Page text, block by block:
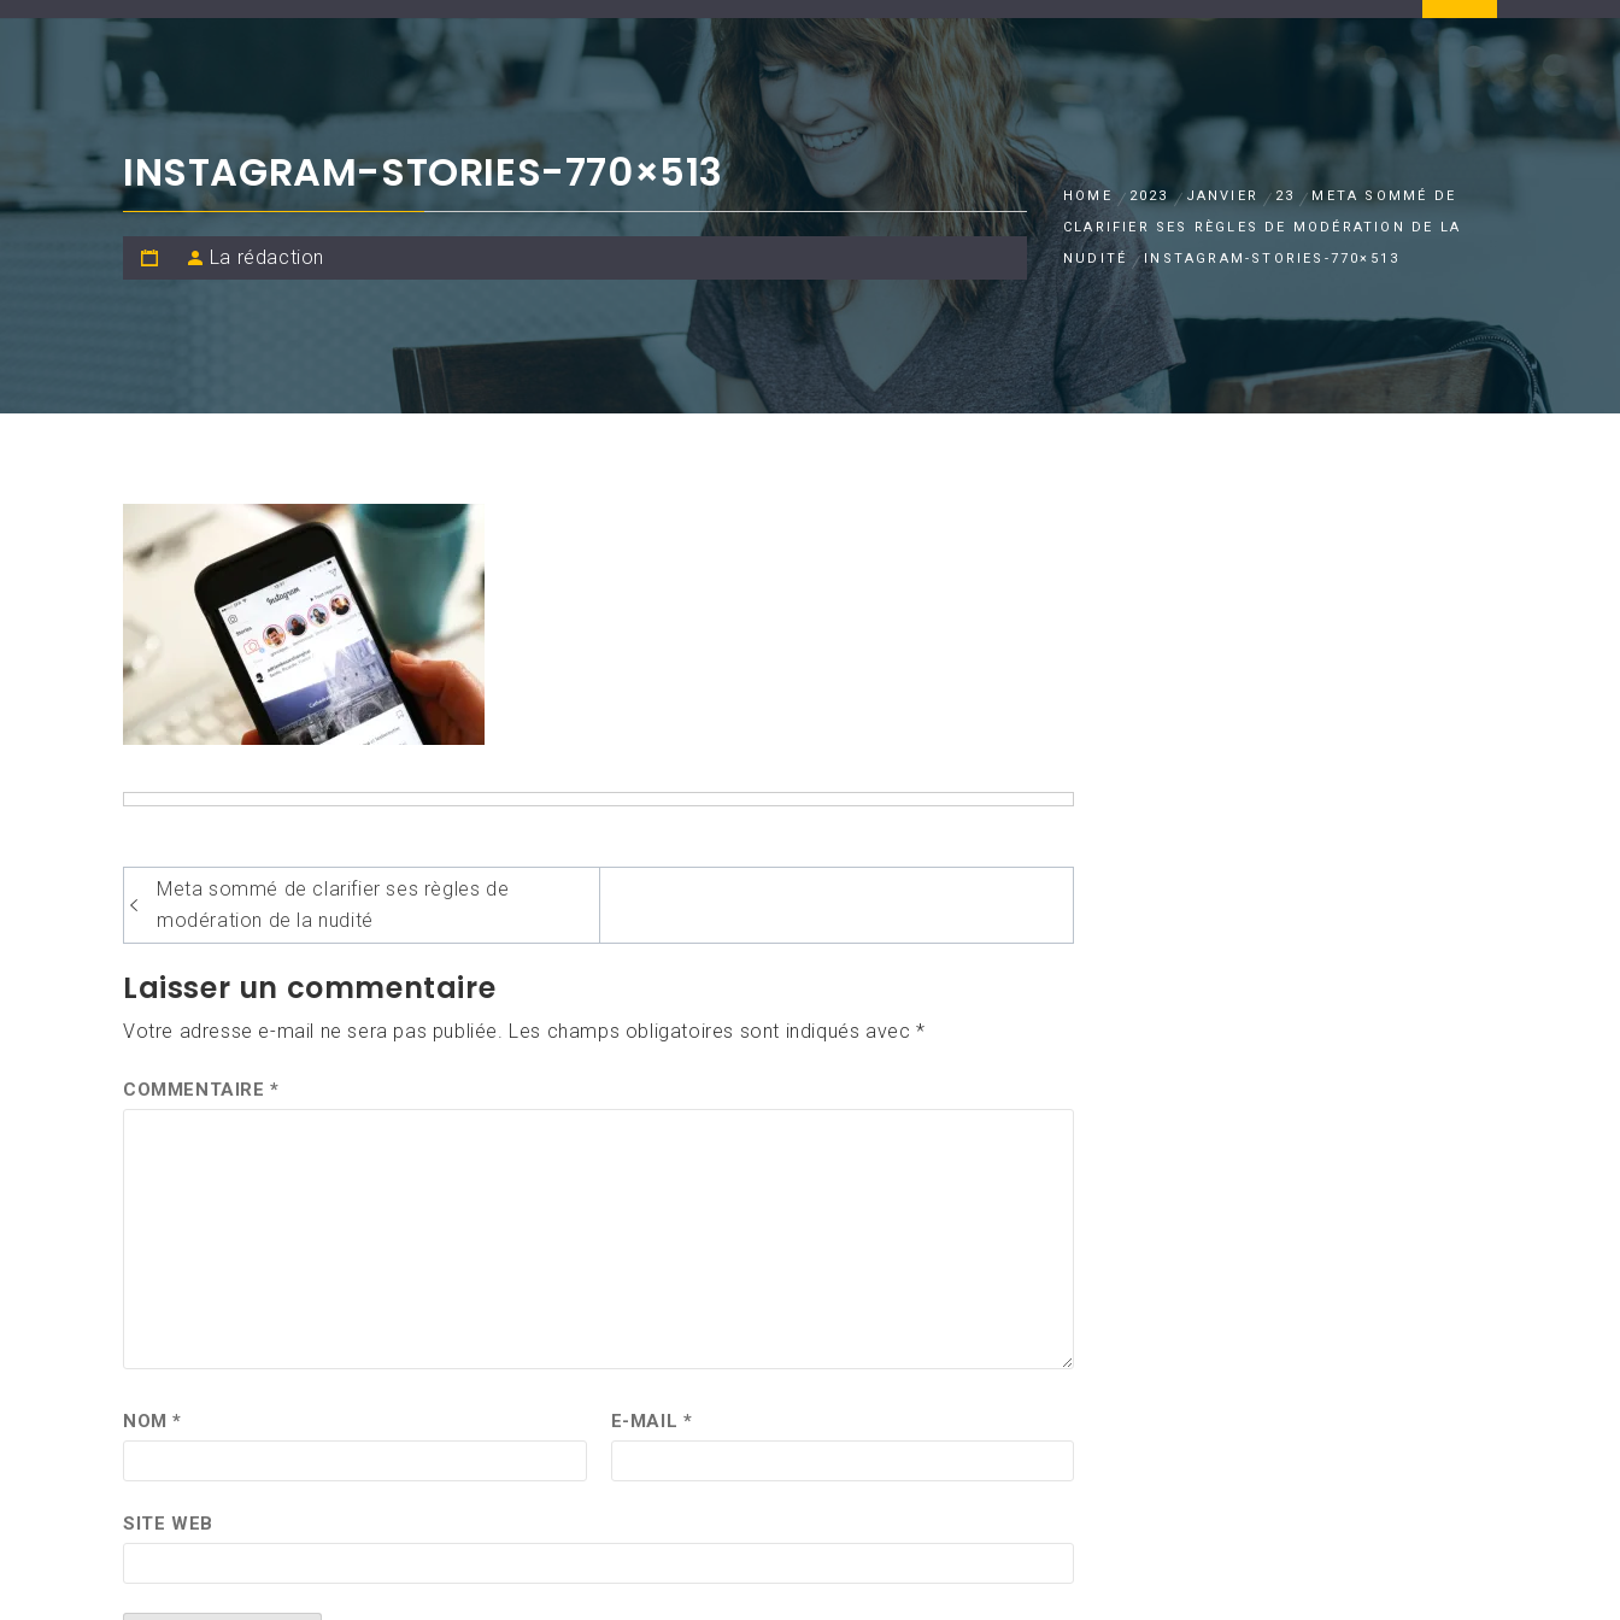
INSTAGRAM-STORIES-770×513
La rédaction
HOME 2023 JANVIER 23
META SOMMÉ DE
CLARIFIER SES RÈGLES DE MODÉRATION DE LA
NUDITÉ
INSTAGRAM-STORIES-770×513
Navigation
de
l’article
Meta sommé de clarifier ses règles de
modération de la nudité
Laisser un commentaire
Votre adresse e-mail ne sera pas publiée. Les champs obligatoires sont indiqués avec*
COMMENTAIRE*
NOM* E-MAIL *
SITE WEB